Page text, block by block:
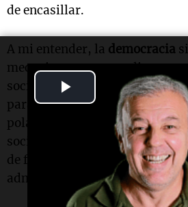
Video
de encasillar.
A mi entender, la democracia
mecanismo para canalizar
sociedad argentina es
para ser explicada únicamente
polarización política. Las
sociales y económicas
de formas mucho más
admitir los relatos partidarios.